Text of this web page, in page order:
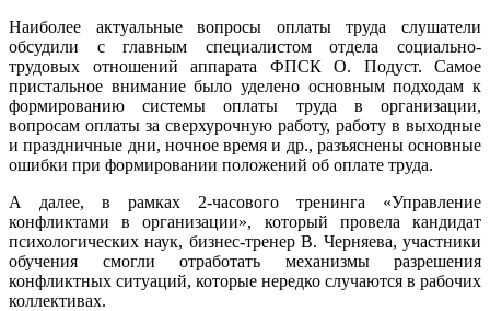
Наиболее актуальные вопросы оплаты труда слушатели
обсудили с главным специалистом отдела социально-
трудовых отношений аппарата ФПСК О. Подуст. Самое
пристальное внимание было уделено основным подходам к
формированию системы оплаты труда в организации,
вопросам оплаты за сверхурочную работу, работу в выходные
и праздничные дни, ночное время и др., разъяснены основные
ошибки при формировании положений об оплате труда.
А далее, в рамках 2-часового тренинга «Управление
конфликтами в организации», который провела кандидат
психологических наук, бизнес-тренер В. Черняева, участники
обучения смогли отработать механизмы разрешения
конфликтных ситуаций, которые нередко случаются в рабочих
коллективах.